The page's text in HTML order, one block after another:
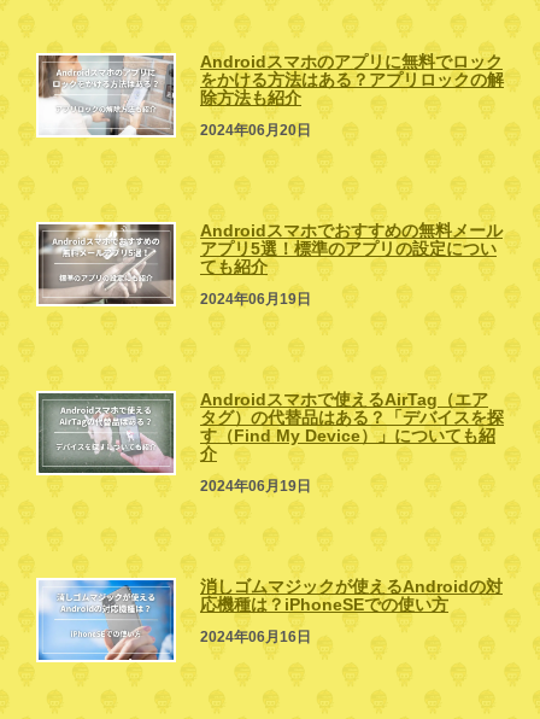
Androidスマホのアプリに無料でロック
をかける方法はある？アプリロックの解
除方法も紹介
2024年06月20日
Androidスマホでおすすめの無料メール
アプリ5選！標準のアプリの設定につい
ても紹介
2024年06月19日
Androidスマホで使えるAirTag（エア
タグ）の代替品はある？「デバイスを探
す（Find My Device）」についても紹
介
2024年06月19日
消しゴムマジックが使えるAndroidの対
応機種は？iPhoneSEでの使い方
2024年06月16日